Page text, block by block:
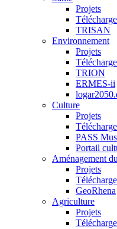
Projets
TRISAN
Environnement
Projets
TRION
ERMES-ii
Culture
Projets
PASS
Portail
Aménagement
Projets
GeoRhena
Agriculture
Projets